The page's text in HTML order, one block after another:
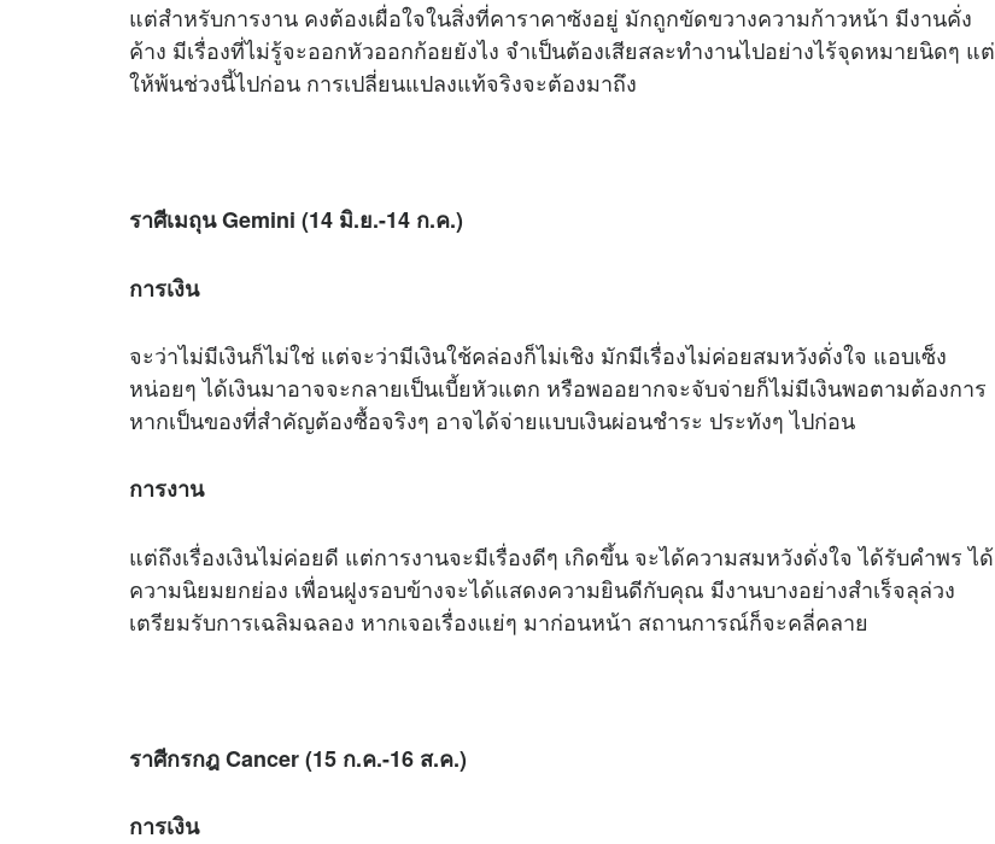
แต่สำหรับการงาน คงต้องเผื่อใจในสิ่งที่คาราคาซังอยู่ มักถูกขัดขวางความก้าวหน้า มีงานคั่ง
ค้าง มีเรื่องที่ไม่รู้จะออกหัวออกก้อยยังไง จำเป็นต้องเสียสละทำงานไปอย่างไร้จุดหมายนิดๆ แต่
ให้พ้นช่วงนี้ไปก่อน การเปลี่ยนแปลงแท้จริงจะต้องมาถึง
ราศีเมถุน Gemini (14 มิ.ย.-14 ก.ค.)
การเงิน
จะว่าไม่มีเงินก็ไม่ใช่ แต่จะว่ามีเงินใช้คล่องก็ไม่เชิง มักมีเรื่องไม่ค่อยสมหวังดั่งใจ แอบเซ็ง
หน่อยๆ ได้เงินมาอาจจะกลายเป็นเบี้ยหัวแตก หรือพออยากจะจับจ่ายก็ไม่มีเงินพอตามต้องการ
หากเป็นของที่สำคัญต้องซื้อจริงๆ อาจได้จ่ายแบบเงินผ่อนชำระ ประทังๆ ไปก่อน
การงาน
แต่ถึงเรื่องเงินไม่ค่อยดี แต่การงานจะมีเรื่องดีๆ เกิดขึ้น จะได้ความสมหวังดั่งใจ ได้รับคำพร ได้
ความนิยมยกย่อง เพื่อนฝูงรอบข้างจะได้แสดงความยินดีกับคุณ มีงานบางอย่างสำเร็จลุล่วง
เตรียมรับการเฉลิมฉลอง หากเจอเรื่องแย่ๆ มาก่อนหน้า สถานการณ์ก็จะคลี่คลาย
ราศีกรกฎ Cancer (15 ก.ค.-16 ส.ค.)
การเงิน